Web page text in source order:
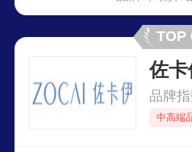
TOP
佐
品牌
中高端